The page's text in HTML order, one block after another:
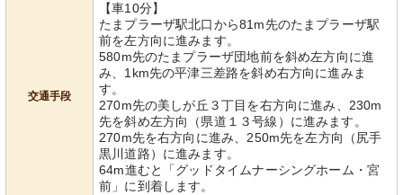
交通手段
【車10分】
たまプラーザ駅北口から81m先のたまプラーザ駅
前を左方向に進みます。
580m先のたまプラーザ団地前を斜め左方向に進
み、1km先の平津三差路を斜め右方向に進みま
す。
270m先の美しが丘３丁目を右方向に進み、230m
先を斜め左方向（県道１３号線）に進みます。
270m先を右方向に進み、250m先を左方向（尻手
黒川道路）に進みます。
64m進むと「グッドタイムナーシングホーム・宮
前」に到着します。